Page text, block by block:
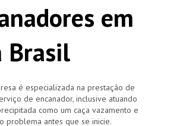
em
Brasil
é especializada na prestação de
de encanador, inclusive atuando
como um caça vazamento e
problema antes que se inicie.